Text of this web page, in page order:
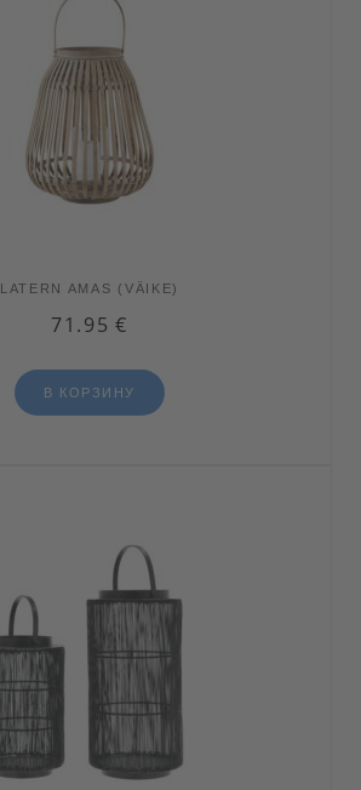
LATERN AMAS (VÄIKE)
71.95 €
В КОРЗИНУ